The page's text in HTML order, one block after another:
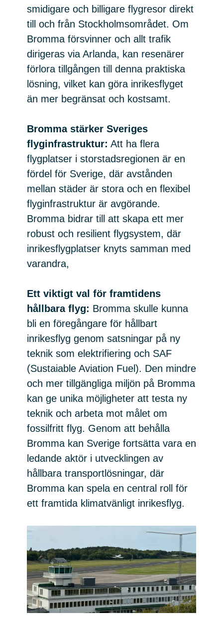
smidigare och billigare flygresor direkt
till och från Stockholmsområdet. Om
Bromma försvinner och allt trafik
dirigeras via Arlanda, kan resenärer
förlora tillgången till denna praktiska
lösning, vilket kan göra inrikesflyget
än mer begränsat och kostsamt.
Bromma stärker Sveriges
flyginfrastruktur: Att ha flera
flygplatser i storstadsregionen är en
fördel för Sverige, där avstånden
mellan städer är stora och en flexibel
flyginfrastruktur är avgörande.
Bromma bidrar till att skapa ett mer
robust och resilient flygsystem, där
inrikesflygplatser knyts samman med
varandra,
Ett viktigt val för framtidens
hållbara flyg: Bromma skulle kunna
bli en föregångare för hållbart
inrikesflyg genom satsningar på ny
teknik som elektrifiering och SAF
(Sustaiable Aviation Fuel). Den mindre
och mer tillgängliga miljön på Bromma
kan ge unika möjligheter att testa ny
teknik och arbeta mot målet om
fossilfritt flyg. Genom att behålla
Bromma kan Sverige fortsätta vara en
ledande aktör i utvecklingen av
hållbara transportlösningar, där
Bromma kan spela en central roll för
ett framtida klimatvänligt inrikesflyg.